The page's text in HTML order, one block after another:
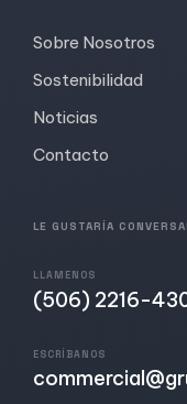
Sobre Nosotros
Sostenibilidad
Noticias
Contacto
LE GUSTARÍA
LLAMENOS
(506) 2216-
ESCRÍBANOS